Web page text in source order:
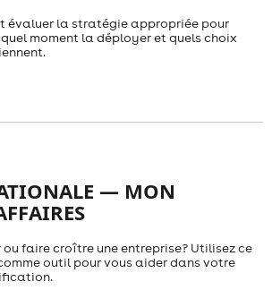
évaluer la stratégie appropriée pour
moment la déployer et quels choix
— MON
ou faire croître une entreprise? Utilisez ce
outil pour vous aider dans votre